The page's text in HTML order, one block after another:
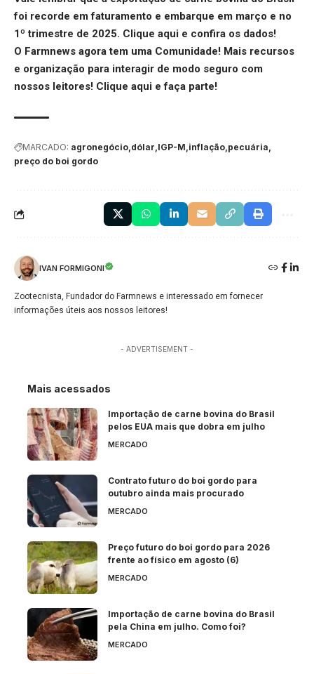
foi recorde em faturamento e embarque em março e no
1º trimestre de 2025. Clique aqui e confira os dados!
O Farmnews agora tem uma Comunidade! Mais recursos
e organização para interagir de modo seguro com
nossos leitores! Clique aqui e faça parte!
MARCADO: agronegócio dólar IGP-M inflação pecuária
preço do boi gordo
IVAN FORMIGONI
Zootecnista, Fundador do Farmnews e interessado em fornecer
informações úteis aos nossos leitores!
- ADVERTISEMENT -
Mais acessados
Importação de carne bovina do Brasil
pelos EUA mais que dobra em julho
MERCADO
Contrato futuro do boi gordo para
outubro ainda mais procurado
MERCADO
Preço futuro do boi gordo para 2026
frente ao físico em agosto (6)
MERCADO
Importação de carne bovina do Brasil
pela China em julho. Como foi?
MERCADO